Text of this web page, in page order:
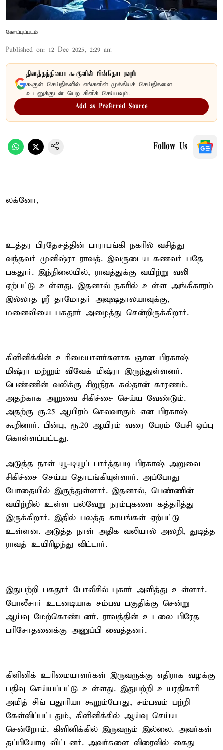
கோப்புப்படம்
Published on: 12 Dec 2025, 2:29 am
தினத்தந்தியை கூகுளில் பின்தொடரவும்
கூகுள் செய்திகளில் எங்களின் முக்கியச் செய்திகளை
உடனுக்குடன் பெற கிளிக் செய்யவும்.
Add as Preferred Source
Follow Us
லக்னோ,
உத்தர பிரதேசத்தின் பாராபங்கி நகரில் வசித்து
வந்தவர் முனிஷ்ரா ராவத். இவருடைய கணவர் பதே
பகதூர். இந்நிலையில், ராவத்துக்கு வயிற்று வலி
ஏற்பட்டு உள்ளது. இதனால் நகரில் உள்ள அங்கீகாரம்
இல்லாத ஸ்ரீ தாமோதர் அவுஷதாலயாவுக்கு,
மனைவியை பகதூர் அழைத்து சென்றிருக்கிறார்.
கிளினிக்கின் உரிமையாளர்களாக ஞான பிரகாஷ்
மிஷ்ரா மற்றும் விவேக் மிஷ்ரா இருந்துள்ளனர்.
பெண்ணின் வலிக்கு சிறுநீரக கல்தான் காரணம்.
அதற்காக அறுவை சிகிச்சை செய்ய வேண்டும்.
அதற்கு ரூ.25 ஆயிரம் செலவாகும் என பிரகாஷ்
கூறினார். பின்பு, ரூ.20 ஆயிரம் வரை பேரம் பேசி ஒப்பு
கொள்ளப்பட்டது.
அடுத்த நாள் யூ-டியூப் பார்த்தபடி பிரகாஷ் அறுவை
சிகிச்சை செய்ய தொடங்கியுள்ளார். அப்போது
போதையில் இருந்துள்ளார். இதனால், பெண்ணின்
வயிற்றில் உள்ள பல்வேறு நரம்புகளை கத்தரித்து
இருக்கிறார். இதில் பலத்த காயங்கள் ஏற்பட்டு
உள்ளன. அடுத்த நாள் அதிக வலியால் அலறி, துடித்த
ராவத் உயிரிழந்து விட்டார்.
இதுபற்றி பகதூர் போலீசில் புகார் அளித்து உள்ளார்.
போலீசார் உடனடியாக சம்பவ பகுதிக்கு சென்று
ஆய்வு மேற்கொண்டனர். ராவத்தின் உடலை பிரேத
பரிசோதனைக்கு அனுப்பி வைத்தனர்.
கிளினிக் உரிமையாளர்கள் இருவருக்கு எதிராக வழக்கு
பதிவு செய்யப்பட்டு உள்ளது. இதுபற்றி உயரதிகாரி
அமித் சிங் பதூரியா கூறும்போது, சம்பவம் பற்றி
கேள்விப்பட்டதும், கிளினிக்கில் ஆய்வு செய்ய
சென்றோம். கிளினிக்கில் இருவரும் இல்லை. அவர்கள்
தப்பியோடி விட்டனர். அவர்களை விரைவில் கைது